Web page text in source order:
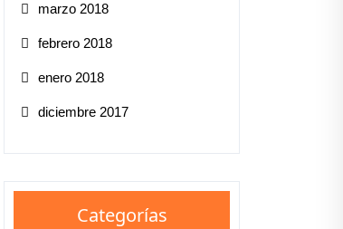
marzo 2018
febrero 2018
enero 2018
diciembre 2017
Categorías